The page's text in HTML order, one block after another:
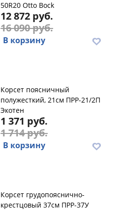
50R20 Otto Bock
12 872 руб.
16 090 руб.
В корзину
Корсет поясничный
полужесткий, 21см ПРР-21/2П
Экотен
1 371 руб.
1 714 руб.
В корзину
Корсет грудопояснично-
крестцовый 37см ПРР-37У